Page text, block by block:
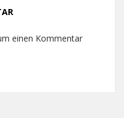
einen Kommentar